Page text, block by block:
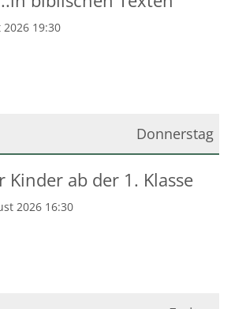
19:30
Donnerstag
2026
ab der 1. Klasse
2026 16:30